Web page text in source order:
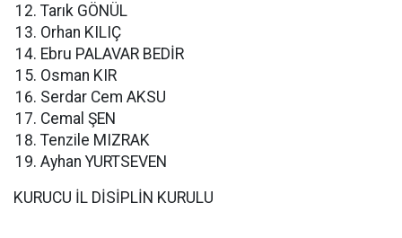
Tarık GÖNÜL
Orhan KILIÇ
Ebru PALAVAR BEDİR
Osman KIR
Serdar Cem AKSU
Cemal ŞEN
Tenzile MIZRAK
Ayhan YURTSEVEN
KURUCU İL DİSİPLİN KURULU